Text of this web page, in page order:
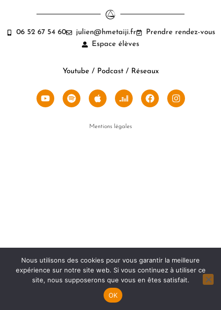
06 52 67 54 60 julien@hmetaiji.fr
Prendre rendez-vous
Espace élèves
Youtube / Podcast / Réseaux
Mentions légales
Nous utilisons des cookies pour vous garantir la meilleure
expérience sur notre site web. Si vous continuez à utiliser ce
site, nous supposerons que vous en êtes satisfait.
OK